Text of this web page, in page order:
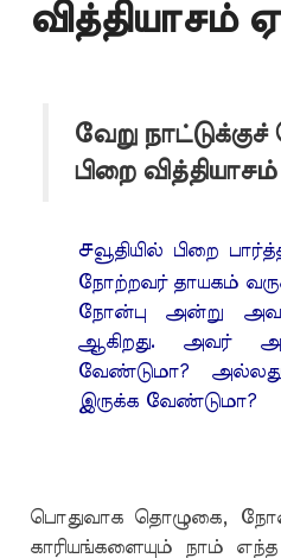
வித்தியாசம்
வேறு
பிறை
சவூதியில் பிறை
நோற்றவர் தாயகம்
நோன்பு அன்று
ஆகிறது. அவர்
வேண்டுமா?
இருக்க வேண்டுமா?
பொதுவாக தொழுகை,
காரியங்களையும் நாம்